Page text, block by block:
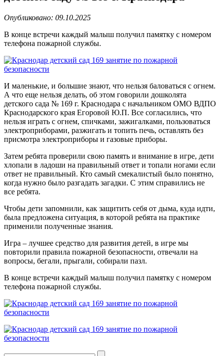
Опубликовано: 09.10.2025
В конце встречи каждый малыш получил памятку с номером
телефона пожарной службы.
И маленькие, и большие знают, что нельзя баловаться с огнем.
А что еще нельзя делать, об этом говорили дошколята
детского сада № 169 г. Краснодара с начальником ОМО ВДПО
Краснодарского края Егоровой Ю.П. Все согласились, что
нельзя играть с огнем, спичками, зажигалками, пользоваться
электроприборами, разжигать и топить печь, оставлять без
присмотра электроприборы и газовые приборы.
Затем ребята проверили свою память и внимание в игре, дети
хлопали в ладоши на правильный ответ и топали ногами если
ответ не правильный. Кто самый смекалистый было понятно,
когда нужно было разгадать загадки. С этим справились не
все ребята.
Чтобы дети запомнили, как защитить себя от дыма, куда идти,
была предложена ситуация, в которой ребята на практике
применили полученные знания.
Игра – лучшее средство для развития детей, в игре мы
повторили правила пожарной безопасности, отвечали на
вопросы, бегали, прыгали, собирали пазл.
В конце встречи каждый малыш получил памятку с номером
телефона пожарной службы.